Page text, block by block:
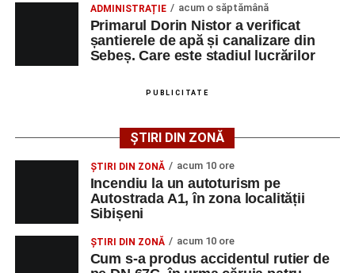
Cei doi conducători auto nu au putut fi testați cu aparatul
etilotest, motiv pentru care le-au fost prelevate mostre
biologice, în vederea stabilirii alcoolemiei.
Polițiștii continuă cercetările pentru stabilirea tuturor
dosar penal întocmit sub aspectul săvârșirii infracțiunii de
vătămare corporală din culpă.
Adaugă-ne ca sursă preferată
Urmărește-ne pe Google News
ADMINISTRAȚIE acum o săptămână
Primarul Dorin Nistor a verificat
șantierele de apă și canalizare din
Sebeș. Care este stadiul lucrărilor
PUBLICITATE
ȘTIRI DIN ZONĂ
ȘTIRI DIN ZONĂ acum 10 ore
Incendiu la un autoturism pe
Autostrada A1, în zona localității
Sibișeni
ȘTIRI DIN ZONĂ acum 10 ore
Cum s-a produs accidentul rutier de